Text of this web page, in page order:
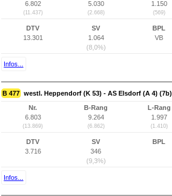
6.802
(11.437)
5.030
(2.668)
1.150
(569)
DTV
13.301
SV
1.064
(8,0%)
BPL
VB
Infos...
B 477 westl. Heppendorf (K 53) - AS Elsdorf (A 4) (7b)
Nr.
6.803
(13.869)
B-Rang
9.264
(6.862)
L-Rang
1.997
(1.410)
DTV
3.716
SV
346
(9,3%)
BPL
Infos...